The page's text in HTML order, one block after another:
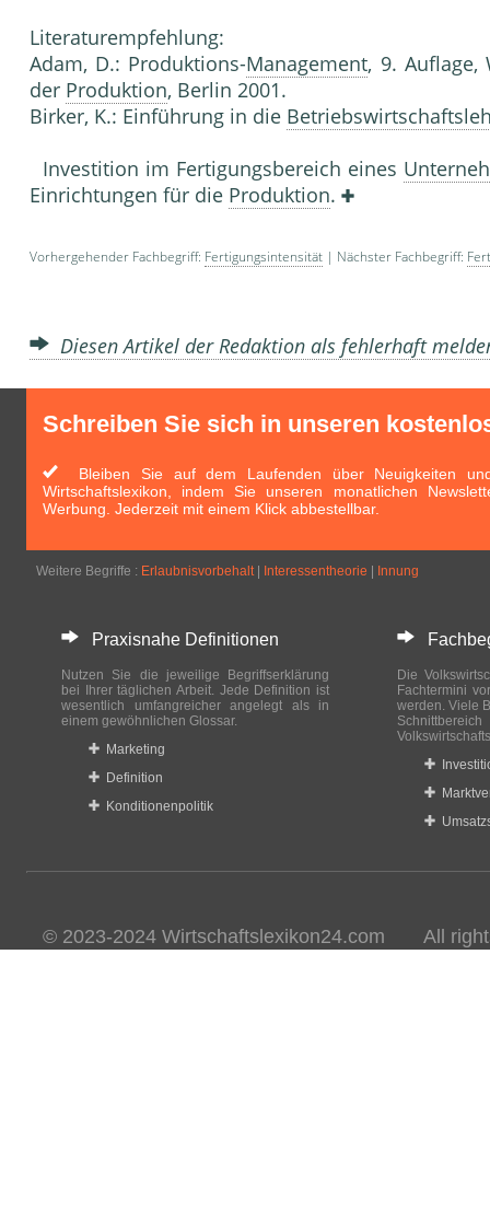
Literaturempfehlung:
Adam, D.: Produktions-Management, 9. Auflage,
der Produktion, Berlin 2001.
Birker, K.: Einführung in die
Investition im Fertigungsbereich eines
Einrichtungen für die Produktion.
Vorhergehender Fachbegriff: Fertigungsintensität | Nächster Fachbegriff:
Diesen Artikel der Redaktion als fehlerhaft
Schreiben Sie sich in unseren
Bleiben Sie auf dem Laufenden über Neuigkeiten
Wirtschaftslexikon, indem Sie unseren monatlichen
Werbung. Jederzeit mit einem Klick abbestellbar.
Weitere Begriffe : Erlaubnisvorbehalt| Interessentheorie Innung
Praxisnahe Definitionen
Nutzen Sie die jeweilige Begriffserklärung
bei Ihrer täglichen Arbeit. Jede Definition ist
wesentlich umfangreicher angelegt als in
einem gewöhnlichen Glossar.
Marketing
Definition
Konditionenpolitik
Die
Fachtermini
werden. Viele
© 2023-2024 Wirtschaftslexikon24.com All